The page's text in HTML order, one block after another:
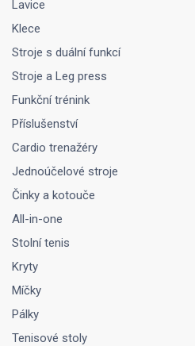
Lavice
Klece
Stroje s duální funkcí
Stroje a Leg press
Funkční trénink
Příslušenství
Cardio trenažéry
Jednoúčelové stroje
Činky a kotouče
All-in-one
Stolní tenis
Kryty
Míčky
Pálky
Tenisové stoly